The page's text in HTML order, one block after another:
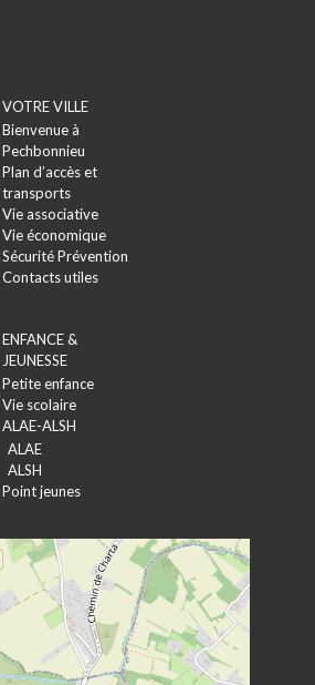
VOTRE VILLE
Bienvenue à
Pechbonnieu
Plan d’accès et
transports
Vie associative
Vie économique
Sécurité Prévention
Contacts utiles
ENFANCE &
JEUNESSE
Petite enfance
Vie scolaire
ALAE-ALSH
ALAE
ALSH
Point jeunes
SOCIAL &
SOLIDARITÉ
Actions municipales
La commission
intergénérationnelle
Maison de retraite La